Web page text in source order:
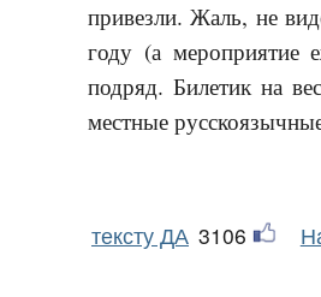
привезли. Жаль, не
году (а мероприятие
подряд. Билетик на
местные
тексту ДА 3106